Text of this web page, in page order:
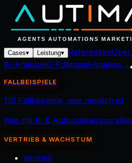
Cases▾ Leistung▾ Referenzen
KI-AnalyseKI-Potenzial-Analyse →
FALLBEISPIELE
110 Fallbeispiele, was möglich ist
Was mit KI & Automatisierung
VERTRIEB & WACHSTUM
Vertrieb